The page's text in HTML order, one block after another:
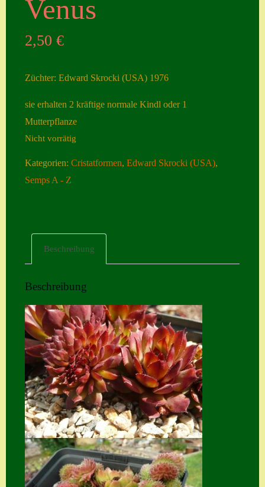
ngen
Datenschutzerklä
Heuffelii’s
Hostas
Impressum
Kasse
Kontakt
Mein Konto
Naturformen
S. x nixonii
Semps die ich
suche
Venus
2,50€
Züchter: Edward Skrocki (USA) 1976
sie erhalten 2 kräftige normale Kindl oder 1
Mutterpflanze
Nicht vorrätig
Kategorien:Cristatformen,Edward Skrocki (USA),
Semps A - Z
Beschreibung
Beschreibung